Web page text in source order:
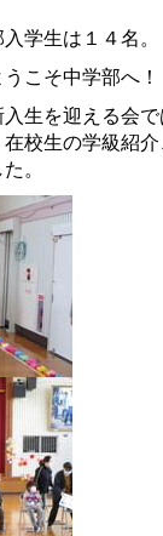
学生は１４名。
こそ中学部へ！
生を迎える会
校生の学級紹
。